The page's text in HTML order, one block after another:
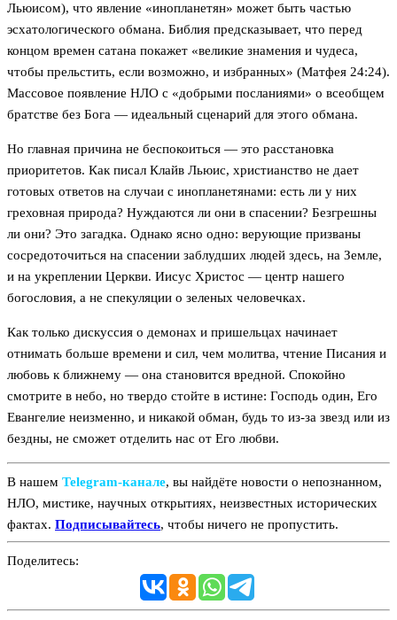
Льюисом), что явление «инопланетян» может быть частью
эсхатологического обмана. Библия предсказывает, что перед
концом времен сатана покажет «великие знамения и чудеса,
чтобы прельстить, если возможно, и избранных» (Матфея 24:24).
Массовое появление НЛО с «добрыми посланиями» о всеобщем
братстве без Бога — идеальный сценарий для этого обмана.
Но главная причина не беспокоиться — это расстановка
приоритетов. Как писал Клайв Льюис, христианство не дает
готовых ответов на случаи с инопланетянами: есть ли у них
греховная природа? Нуждаются ли они в спасении? Безгрешны
ли они? Это загадка. Однако ясно одно: верующие призваны
сосредоточиться на спасении заблудших людей здесь, на Земле,
и на укреплении Церкви. Иисус Христос — центр нашего
богословия, а не спекуляции о зеленых человечках.
Как только дискуссия о демонах и пришельцах начинает
отнимать больше времени и сил, чем молитва, чтение Писания и
любовь к ближнему — она становится вредной. Спокойно
смотрите в небо, но твердо стойте в истине: Господь один, Его
Евангелие неизменно, и никакой обман, будь то из-за звезд или из
бездны, не сможет отделить нас от Его любви.
В нашем Telegram‑канале, вы найдёте новости о непознанном,
НЛО, мистике, научных открытиях, неизвестных исторических
фактах. Подписывайтесь, чтобы ничего не пропустить.
Поделитесь: